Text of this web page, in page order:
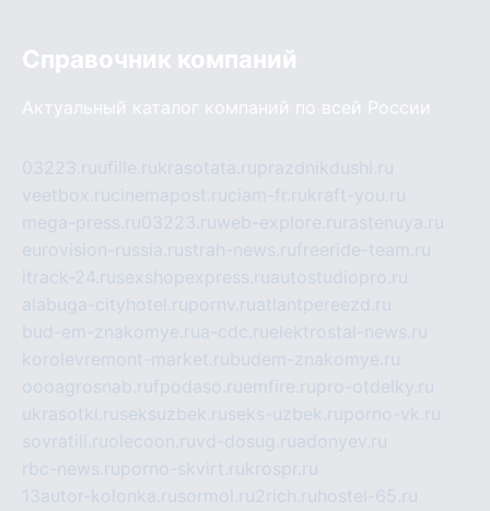
Справочник компаний
Актуальный каталог компаний по всей России
03223.ruufille.rukrasotata.ruprazdnikdushi.ru
veetbox.rucinemapost.ruciam-fr.rukraft-you.ru
mega-press.ru03223.ruweb-explore.ru rastenuya.ru
eurovision-russia.rustrah-news.rufreeride-team.ru
itrack-24.rusexshopexpress.ruautostudiopro.ru
alabuga-cityhotel.rupornv.ruatlantpereezd.ru
bud-em-znakomye.rua-cdc.ruelektrostal-news.ru
korolevremont-market.rubudem-znakomye.ru
oooagrosnab.rufpodaso.ruemfire.rupro-otdelky.ru
ukrasotki.ruseksuzbek.ruseks-uzbek.ruporno-vk.ru
sovratili.ruolecoon.ruvd-dosug.ruadonyev.ru
rbc-news.ruporno-skvirt.rukrospr.ru
13autor-kolonka.rusormol.ru2rich.ru hostel-65.ru